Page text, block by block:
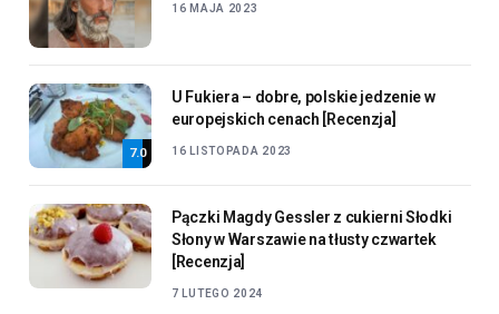
16 MAJA 2023
7.0
U Fukiera – dobre, polskie jedzenie w
europejskich cenach [Recenzja]
16 LISTOPADA 2023
Pączki Magdy Gessler z cukierni Słodki
Słony w Warszawie na tłusty czwartek
[Recenzja]
7 LUTEGO 2024